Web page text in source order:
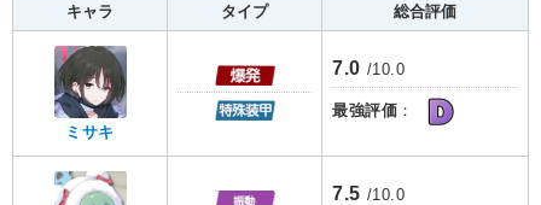
キャラ タイプ 総合評価
ミサキ
7.0 /10.0
最強評価 ：
7.5 /10.0